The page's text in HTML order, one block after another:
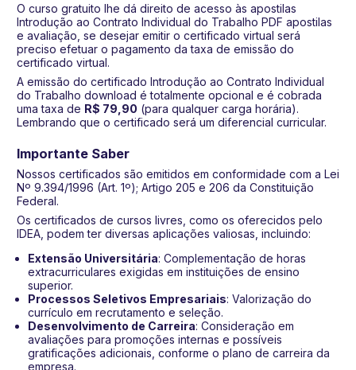
O curso gratuito lhe dá direito de acesso às apostilas
Introdução ao Contrato Individual do Trabalho PDF apostilas
e avaliação, se desejar emitir o certificado virtual será
preciso efetuar o pagamento da taxa de emissão do
certificado virtual.
A emissão do certificado Introdução ao Contrato Individual
do Trabalho download é totalmente opcional e é cobrada
uma taxa de R$ 79,90 (para qualquer carga horária).
Lembrando que o certificado será um diferencial curricular.
Importante Saber
Nossos certificados são emitidos em conformidade com a Lei
Nº 9.394/1996 (Art. 1º); Artigo 205 e 206 da Constituição
Federal.
Os certificados de cursos livres, como os oferecidos pelo
IDEA, podem ter diversas aplicações valiosas, incluindo:
Extensão Universitária: Complementação de horas
extracurriculares exigidas em instituições de ensino
superior.
Processos Seletivos Empresariais: Valorização do
currículo em recrutamento e seleção.
Desenvolvimento de Carreira: Consideração em
avaliações para promoções internas e possíveis
gratificações adicionais, conforme o plano de carreira da
empresa.